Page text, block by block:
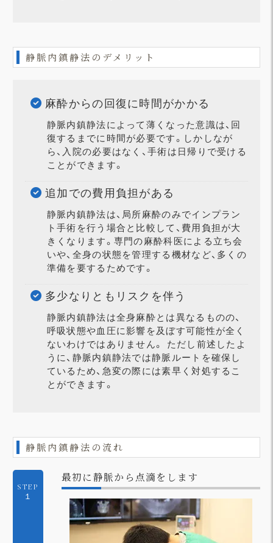
静脈内鎮静法のデメリット
麻酔からの回復に時間がかかる
静脈内鎮静法によって薄くなった意識は、回
復するまでに時間が必要です。しかしなが
ら、入院の必要はなく、手術は日帰りで受ける
ことができます。
追加での費用負担がある
静脈内鎮静法は、局所麻酔のみでインプラン
ト手術を行う場合と比較して、費用負担が大
きくなります。専門の麻酔科医による立ち会
いや、全身の状態を管理する機材など、多くの
準備を要するためです。
多少なりともリスクを伴う
静脈内鎮静法は全身麻酔とは異なるものの、
呼吸状態や血圧に影響を及ぼす可能性が全く
ないわけではありません。 ただし前述したよ
うに、静脈内鎮静法では静脈ルートを確保し
ているため、急変の際には素早く対処するこ
とができます。
静脈内鎮静法の流れ
STEP
１
最初に静脈から点滴をします